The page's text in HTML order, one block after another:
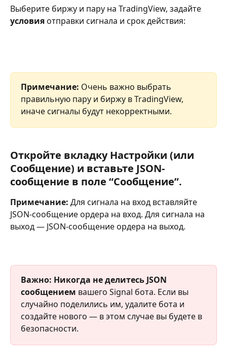
Выберите биржу и пару на TradingView, задайте
условия отправки сигнала и срок действия:
Примечание: Очень важно выбрать
правильную пару и биржу в TradingView,
иначе сигналы будут некорректными.
Откройте вкладку Настройки (или
Сообщение) и вставьте JSON-
сообщение в поле “Сообщение”.
Примечание: Для сигнала на вход вставляйте
JSON-сообщение ордера на вход. Для сигнала на
выход — JSON-сообщение ордера на выход.
Важно: Никогда не делитесь JSON
сообщением вашего Signal бота. Если вы
случайно поделились им, удалите бота и
создайте нового — в этом случае вы будете в
безопасности.